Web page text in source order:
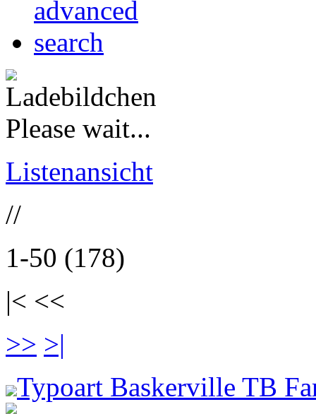
Please wait...
Listenansicht
//
1-50 (178)
|< <<
>> >|
Typoart Baskerville TB